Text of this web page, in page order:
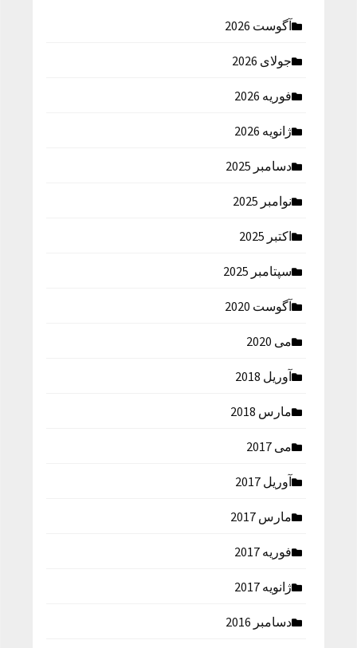
آگوست 2026
جولای 2026
فوریه 2026
ژانویه 2026
دسامبر 2025
نوامبر 2025
اکتبر 2025
سپتامبر 2025
آگوست 2020
می 2020
آوریل 2018
مارس 2018
می 2017
آوریل 2017
مارس 2017
فوریه 2017
ژانویه 2017
دسامبر 2016